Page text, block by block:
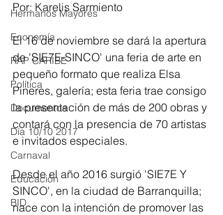
Hermanos Mayores
Economía
RAP CARIBE
Política
Documentos
Día 10/10 2017
Carnaval
Educación
BID
Por: Karelis Sarmiento
El 16 de noviembre se dará la apertura
de 'SIE7E-SINCO' una feria de arte en
pequeño formato que realiza Elsa
Pineres, galería; esta feria trae consigo
la presentación de más de 200 obras y
contará con la presencia de 70 artistas
e invitados especiales.
Desde el año 2016 surgió 'SIE7E Y
SINCO', en la ciudad de Barranquilla;
nace con la intención de promover las